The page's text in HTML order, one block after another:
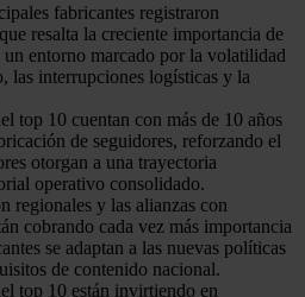
fabricantes registraron
resalta la creciente importancia de
entorno marcado por la volatilidad
las interrupciones logísticas y la
top 10 cuentan con más de 10 años
de seguidores, reforzando el
otorgan a una trayectoria
operativo consolidado.
regionales y las alianzas con
cobrando cada vez más importancia
se adaptan a las nuevas políticas
de contenido nacional.
top 10 están invirtiendo en